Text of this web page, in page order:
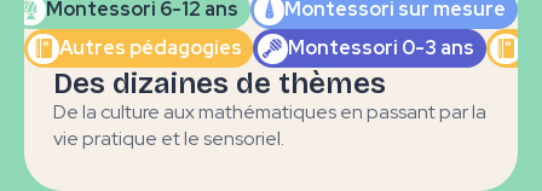
Multi-
pédagogie
en crèche
Les
opérations
pour les 6-12
ans
Montessori 6-12 ans
Montessori sur mesure
Autres pédagogies
Montessori 0-3 ans
Des dizaines de thèmes
De la culture aux mathématiques en passant par la
vie pratique et le sensoriel.